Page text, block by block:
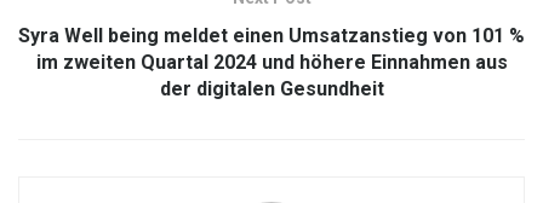
Syra Well being meldet einen Umsatzanstieg von 101 %
im zweiten Quartal 2024 und höhere Einnahmen aus
der digitalen Gesundheit